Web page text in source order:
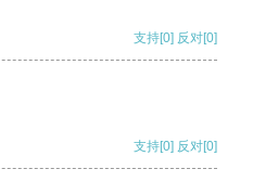
支持[0] 反对[0]
支持[0] 反对[0]